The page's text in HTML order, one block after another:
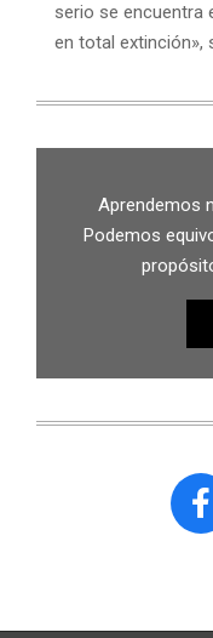
serio se encuentra
en total extinción»,
Aprendemos
Podemos